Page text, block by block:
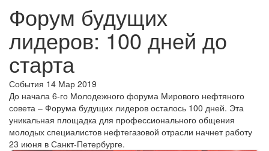
Форум будущих
лидеров: 100 дней до
старта
События 14 Мар 2019
До начала 6-го Молодежного форума Мирового нефтяного
совета – Форума будущих лидеров осталось 100 дней. Эта
уникальная площадка для профессионального общения
молодых специалистов нефтегазовой отрасли начнет работу
23 июня в Санкт-Петербурге.